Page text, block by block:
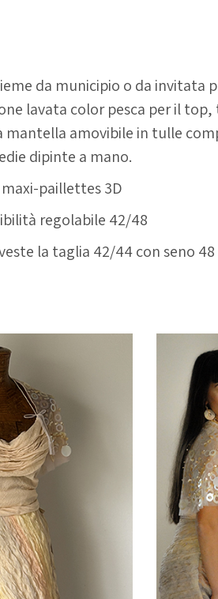
da municipio o da invitata
lavata color pesca per il
mantella amovibile in tulle
dipinte a mano.
paillettes 3D
regolabile 42/48
la taglia 42/44 con seno 48